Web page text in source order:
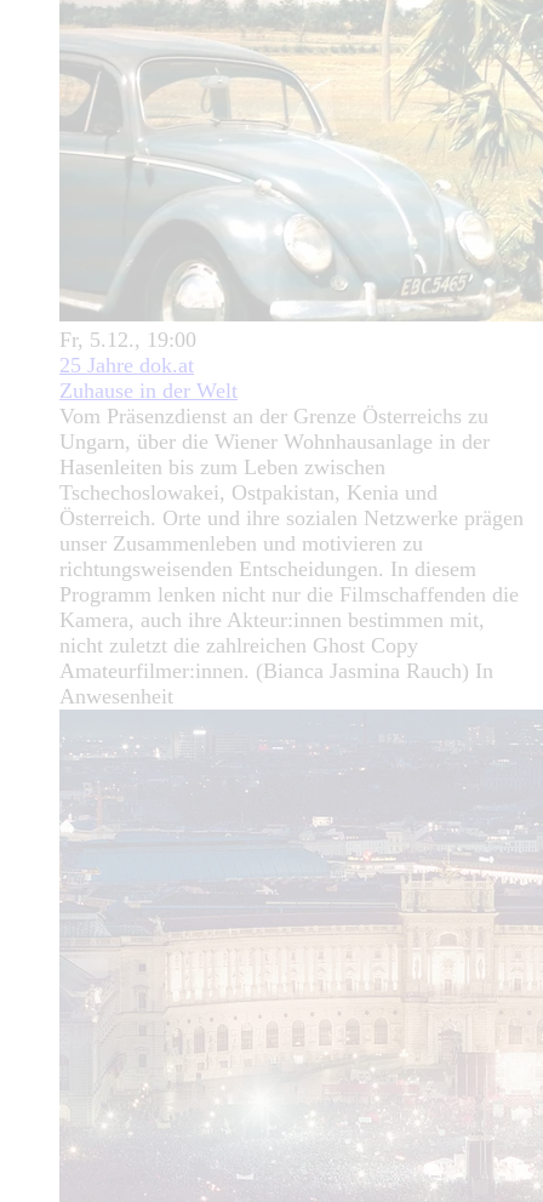
Fr, 5.12., 19:00
25 Jahre dok.at
Zuhause in der Welt
Vom Präsenzdienst an der Grenze Österreichs zu
Ungarn, über die Wiener Wohnhausanlage in der
Hasenleiten bis zum Leben zwischen
Tschechoslowakei, Ostpakistan, Kenia und
Österreich. Orte und ihre sozialen Netzwerke prägen
unser Zusammenleben und motivieren zu
richtungsweisenden Entscheidungen. In diesem
Programm lenken nicht nur die Filmschaffenden die
Kamera, auch ihre Akteur:innen bestimmen mit,
nicht zuletzt die zahlreichen Ghost Copy
Amateurfilmer:innen. (Bianca Jasmina Rauch) In
Anwesenheit